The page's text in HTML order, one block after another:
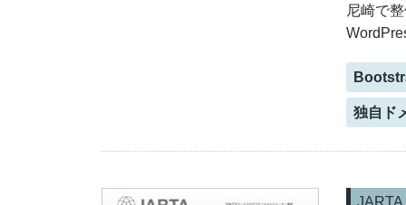
尼崎で
独自ド